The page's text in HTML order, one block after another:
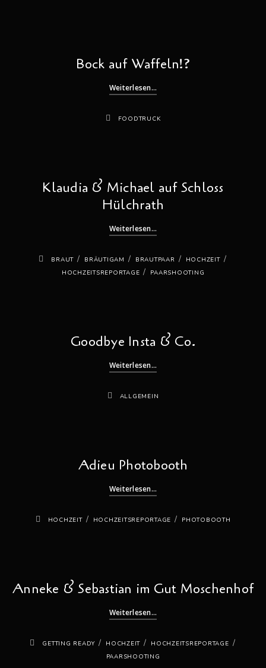
Bock auf Waffeln!?
Weiterlesen...
FOODTRUCK
Klaudia & Michael auf Schloss
Hülchrath
Weiterlesen...
BRAUT / BRÄUTIGAM / BRAUTPAAR / HOCHZEIT/
HOCHZEITSREPORTAGE / PAARSHOOTING
Goodbye Insta & Co.
Weiterlesen...
ALLGEMEIN
Adieu Photobooth
Weiterlesen...
HOCHZEIT/ HOCHZEITSREPORTAGE / PHOTOBOOTH
Anneke & Sebastian im Gut Moschenhof
Weiterlesen...
GETTING READY / HOCHZEIT / HOCHZEITSREPORTAGE /
PAARSHOOTING